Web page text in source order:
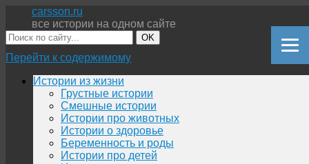
carsson.ru
все истории на одном сайте
OK
Перейти к содержимому
Истории из жизни
Грустные истории
Смешные истории
Истории про животных
Истории о здоровье
Беременность и роды
Истории про детей